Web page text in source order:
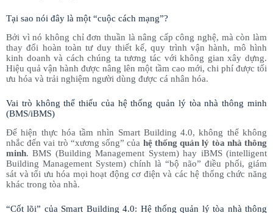
Tại sao nói đây là một “cuộc cách mạng”?
Bởi vì nó không chỉ đơn thuần là nâng cấp công nghệ, mà còn làm
thay đổi hoàn toàn tư duy thiết kế, quy trình vận hành, mô hình
kinh doanh và cách chúng ta tương tác với không gian xây dựng.
Hiệu quả vận hành được nâng lên một tầm cao mới, chi phí được tối
ưu hóa và trải nghiệm người dùng được cá nhân hóa.
Vai trò không thể thiếu của hệ thống quản lý tòa nhà thông minh
(BMS/iBMS)
Để hiện thực hóa tầm nhìn Smart Building 4.0, không thể không
nhắc đến vai trò “xương sống” của hệ thống quản lý tòa nhà thông
minh. BMS (Building Management System) hay iBMS (intelligent
Building Management System) chính là “bộ não” điều phối, giám
sát và tối ưu hóa mọi hoạt động cơ điện và các hệ thống chức năng
khác trong tòa nhà.
“Cốt lõi” của Smart Building 4.0: Hệ thống quản lý tòa nhà thông